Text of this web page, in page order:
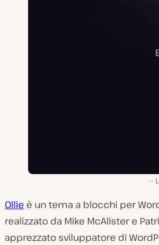
Ollie è un tema a blocchi per
realizzato da Mike McAlister e
apprezzato sviluppatore di